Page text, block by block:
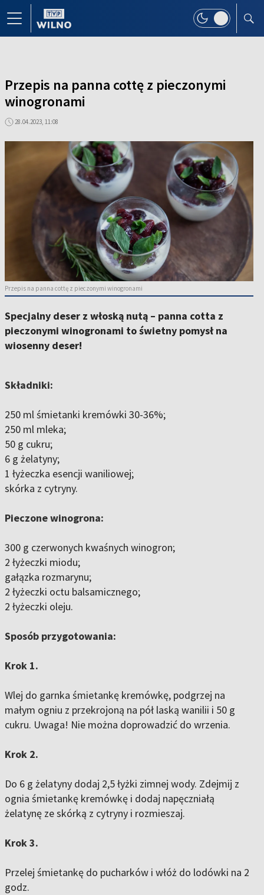
Przepis na panna cottę z pieczonymi
winogronami
28.04.2023, 11:08
Przepis na panna cottę z pieczonymi winogronami
Specjalny deser z włoską nutą – panna cotta z
pieczonymi winogronami to świetny pomysł na
wiosenny deser!
Składniki:
250 ml śmietanki kremówki 30-36%;
250 ml mleka;
50 g cukru;
6 g żelatyny;
1 łyżeczka esencji waniliowej;
skórka z cytryny.
Pieczone winogrona:
300 g czerwonych kwaśnych winogron;
2 łyżeczki miodu;
gałązka rozmarynu;
2 łyżeczki octu balsamicznego;
2 łyżeczki oleju.
Sposób przygotowania:
Krok 1.
Wlej do garnka śmietankę kremówkę, podgrzej na
małym ogniu z przekrojoną na pół laską wanilii i 50 g
cukru. Uwaga! Nie można doprowadzić do wrzenia.
Krok 2.
Do 6 g żelatyny dodaj 2,5 łyżki zimnej wody. Zdejmij z
ognia śmietankę kremówkę i dodaj napęczniałą
żelatynę ze skórką z cytryny i rozmieszaj.
Krok 3.
Przelej śmietankę do pucharków i włóż do lodówki na 2
godz.